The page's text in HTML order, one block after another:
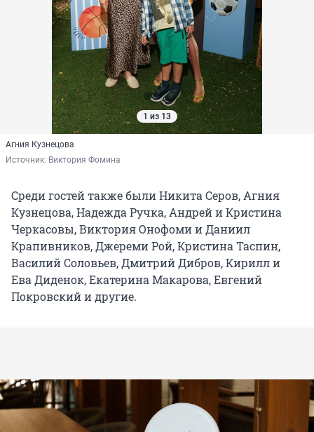
1 из 13
Агния Кузнецова
Источник: Виктория Фомина
Среди гостей также были Никита Серов, Агния
Кузнецова, Надежда Ручка, Андрей и Кристина
Черкасовы, Виктория Онофоми и Даниил
Крапивников, Джереми Рой, Кристина Таспин,
Василий Соловьев, Дмитрий Дибров, Кирилл и
Ева Диденок, Екатерина Макарова, Евгений
Покровский и другие.